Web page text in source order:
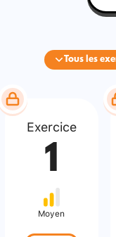
Tous les
Exercice
1
Moyen